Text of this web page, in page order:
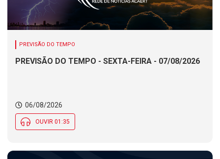
PREVISÃO DO TEMPO
PREVISÃO DO TEMPO - SEXTA-FEIRA - 07/08/2026
06/08/2026
OUVIR 01:35